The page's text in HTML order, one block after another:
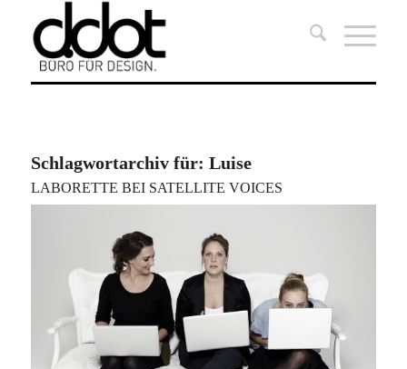
Schlagwortarchiv für: Luise
LABORETTE BEI SATELLITE VOICES